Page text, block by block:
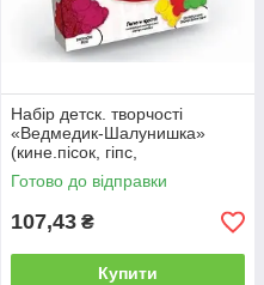
Набір детск. творчості
«Ведмедик-Шалунишка»
(кине.пісок, гіпс,
барвник,форма) (РУС)
Готово до відправки
107,43 ₴
Купити